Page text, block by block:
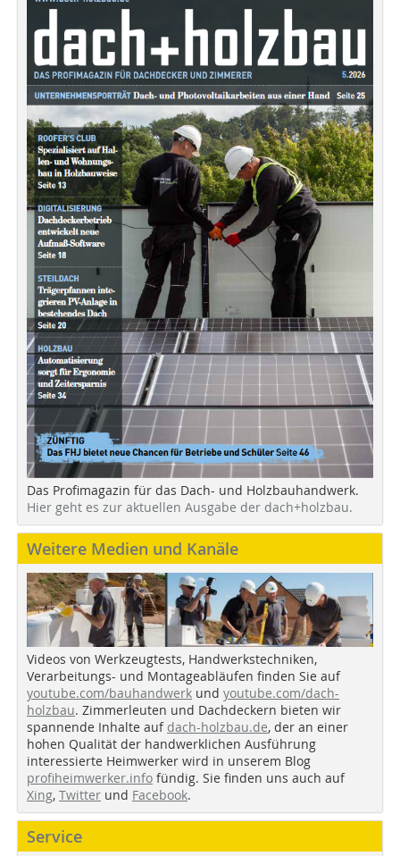
Das Profimagazin für das Dach- und Holzbauhandwerk.
Hier geht es zur aktuellen Ausgabe der dach+holzbau.
Weitere Medien und Kanäle
Videos von Werkzeugtests, Handwerkstechniken,
Verarbeitungs- und Montageabläufen finden Sie auf
youtube.com/bauhandwerk und youtube.com/dach-
holzbau. Zimmerleuten und Dachdeckern bieten wir
spannende Inhalte auf dach-holzbau.de, der an einer
hohen Qualität der handwerklichen Ausführung
interessierte Heimwerker wird in unserem Blog
profiheimwerker.info fündig. Sie finden uns auch auf
Xing, Twitter und Facebook.
Service